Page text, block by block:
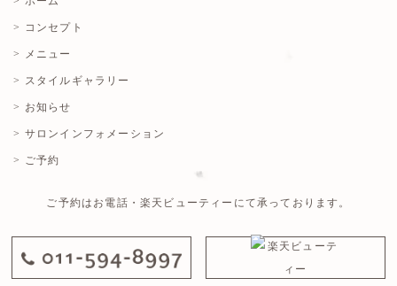
> コンセプト
> メニュー
> スタイルギャラリー
> お知らせ
> サロンインフォメーション
> ご予約
ご予約はお電話・楽天ビューティーにて承っております。